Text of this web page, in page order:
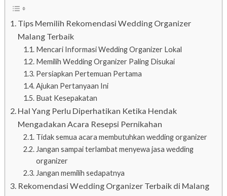
Tips Memilih Rekomendasi Wedding Organizer
Malang Terbaik
Mencari Informasi Wedding Organizer Lokal
Memilih Wedding Organizer Paling Disukai
Persiapkan Pertemuan Pertama
Ajukan Pertanyaan Ini
Buat Kesepakatan
Hal Yang Perlu Diperhatikan Ketika Hendak
Mengadakan Acara Resepsi Pernikahan
Tidak semua acara membutuhkan wedding organizer
Jangan sampai terlambat menyewa jasa wedding
organizer
Jangan memilih sedapatnya
Rekomendasi Wedding Organizer Terbaik di Malang